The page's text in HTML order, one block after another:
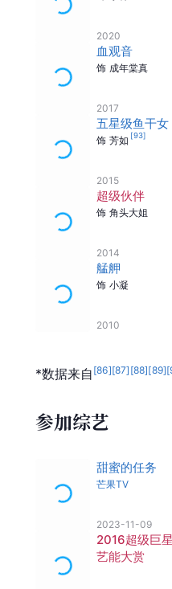
2020
血观音
饰 成年棠真
2017
五星级鱼干女
饰 芳如 [93]
2015
超级伙伴
饰 角头大姐
2014
艋舺
饰 小凝
2010
*数据来自 [86][87] [88][89][
参加综艺
甜蜜的任务
芒果TV
2023-11-09
2016超级巨
艺能大赏